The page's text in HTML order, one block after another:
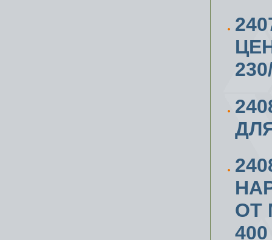
ОТ
400